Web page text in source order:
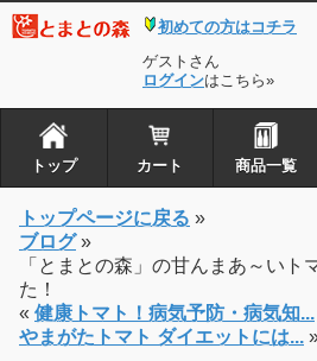
初めての方はコチラ
ゲストさん
ログインはこちら»
トップ カート 商品一覧
トップページに戻る »
ブログ»
「とまとの森」の甘んまあ～いト
た！
« 健康トマト！病気予防・病気知...
やまがたトマト ダイエットには...